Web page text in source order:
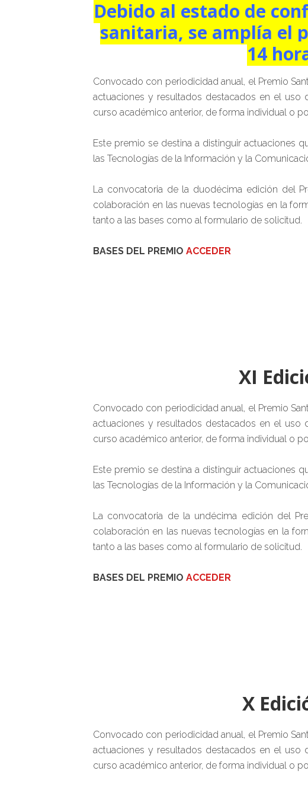
Debido al estado de
sanitaria, se amplía el
14
Convocado con periodicidad anual, el Premio
actuaciones y resultados destacados en el
curso académico anterior, de forma individual o
Este premio se destina a distinguir actuaciones
las Tecnologías de la Información y la
La convocatoria de la duodécima edición del
colaboración en las nuevas tecnologías en la
tanto a las bases como al formulario de solicitud.
BASES DEL PREMIO ACCEDER
XI
Convocado con periodicidad anual, el Premio
actuaciones y resultados destacados en el
curso académico anterior, de forma individual o
Este premio se destina a distinguir actuaciones
las Tecnologías de la Información y la
La convocatoria de la undécima edición del
colaboración en las nuevas tecnologías en la
tanto a las bases como al formulario de solicitud.
BASES DEL PREMIO ACCEDER
X
Convocado con periodicidad anual, el Premio
actuaciones y resultados destacados en el
curso académico anterior, de forma individual o